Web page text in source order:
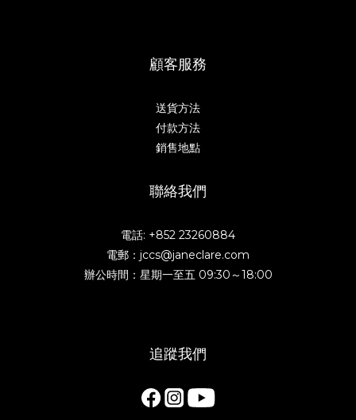
顧客服務
送貨方法
付款方法
銷售地點
聯絡我們
電話: +852 23260884
電郵：jccs@janeclare.com
辦公時間：星期一至五 09:30～18:00
追蹤我們